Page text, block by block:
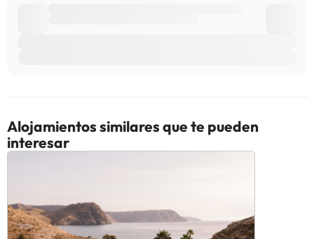
Alojamientos similares que te pueden
interesar